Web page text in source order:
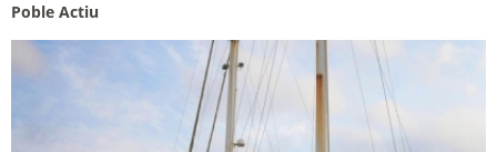
Poble Actiu